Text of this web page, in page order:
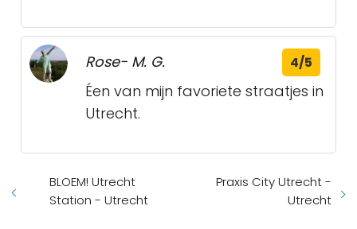
Rose- M. G. 4/5
Éen van mijn favoriete straatjes in
Utrecht.
BLOEM! Utrecht
Station - Utrecht
Praxis City Utrecht -
Utrecht